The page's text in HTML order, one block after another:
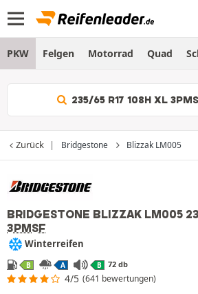
PKW Felgen Motorrad Quad
235/65 R17 108H XL
Zurück Bridgestone Blizzak LM005
BRIDGESTONE BLIZZAK LM005
3PMSF
Winterreifen
B A B 72 db
4/5 (641 bewertungen)